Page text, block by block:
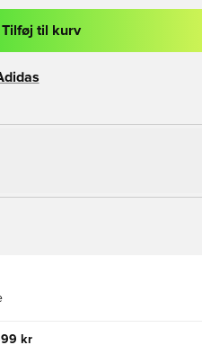
eller tilmelde dig som medlem
Tilføj til kurv
kr